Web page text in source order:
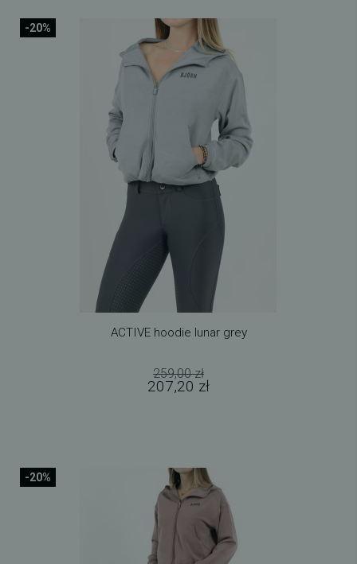
ACTIVE hoodie lunar grey
259,00 zł
207,20 zł
-20%
-20%